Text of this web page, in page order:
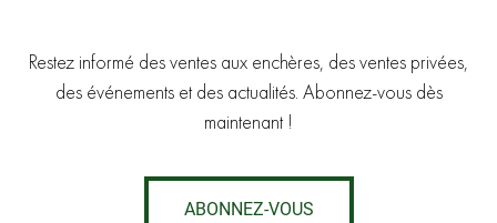
Restez informé des ventes aux enchères, des ventes privées,
des événements et des actualités. Abonnez-vous dès
maintenant !
ABONNEZ-VOUS